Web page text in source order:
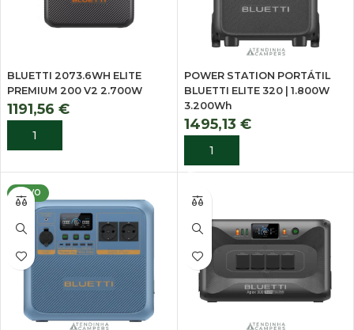
BLUETTI 2073.6WH ELITE
PREMIUM 200 V2 2.700W
1191,56 €
ADICIONAR
POWER STATION PORTÁTIL
BLUETTI ELITE 320 | 1.800W
3.200Wh
1495,13 €
ADICIONAR
NOVO